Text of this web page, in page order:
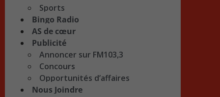
Sports
Bingo Radio
AS de cœur
Publicité
Annoncer sur FM103,3
Concours
Opportunités d’affaires
Nous Joindre